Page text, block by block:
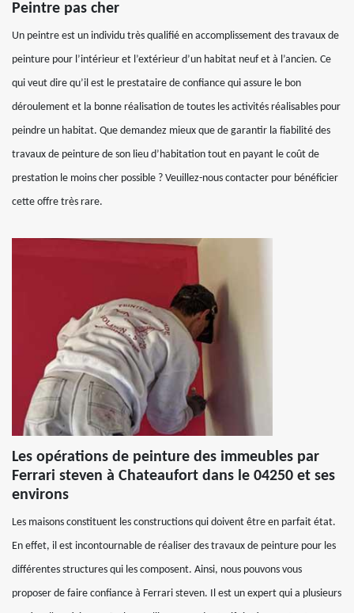
Peintre pas cher
Un peintre est un individu très qualifié en accomplissement des travaux de
peinture pour l’intérieur et l’extérieur d’un habitat neuf et à l’ancien. Ce
qui veut dire qu’il est le prestataire de confiance qui assure le bon
déroulement et la bonne réalisation de toutes les activités réalisables pour
peindre un habitat. Que demandez mieux que de garantir la fiabilité des
travaux de peinture de son lieu d’habitation tout en payant le coût de
prestation le moins cher possible ? Veuillez-nous contacter pour bénéficier
cette offre très rare.
Les opérations de peinture des immeubles par
Ferrari steven à Chateaufort dans le 04250 et ses
environs
Les maisons constituent les constructions qui doivent être en parfait état.
En effet, il est incontournable de réaliser des travaux de peinture pour les
différentes structures qui les composent. Ainsi, nous pouvons vous
proposer de faire confiance à Ferrari steven. Il est un expert qui a plusieurs